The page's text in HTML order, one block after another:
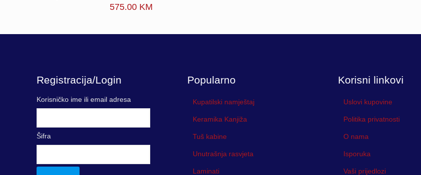
575.00 KM
Registracija/Login
Korisničko ime ili email adresa
Šifra
Popularno
Kupatilski namještaj
Keramika Kanjiža
Tuš kabine
Unutrašnja rasvjeta
Laminati
Korisni linkovi
Uslovi kupovine
Politika privatnosti
O nama
Isporuka
Vaši prijedlozi